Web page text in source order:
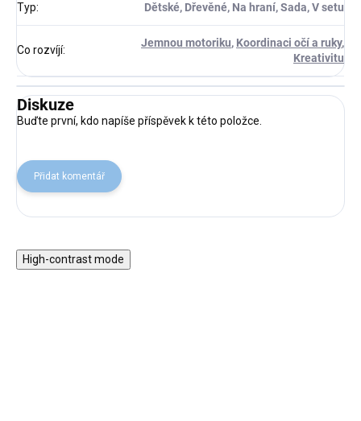
Typ: Dětské, Dřevěné, Na hraní, Sada, V setu
Co rozvíjí:
Jemnou motoriku, Koordinaci očí a ruky,
Kreativitu
Diskuze
Buďte první, kdo napíše příspěvek k této položce.
Přidat komentář
High-contrast mode